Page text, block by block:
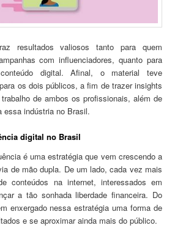
resultados valiosos tanto para quem
com influenciadores, quanto para
digital. Afinal, o material teve
os dois públicos, a fim de trazer insights
de ambos os profissionais, além de
essa indústria no Brasil.
digital no Brasil
é uma estratégia que vem crescendo a
de mão dupla. De um lado, cada vez mais
conteúdos na internet, interessados em
a tão sonhada liberdade financeira. Do
enxergado nessa estratégia uma forma de
e se aproximar ainda mais do público.